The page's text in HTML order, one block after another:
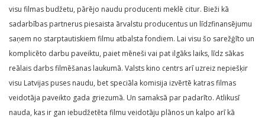
visu filmas budžetu, pārējo naudu producenti meklē citur. Bieži kā
sadarbības partnerus piesaista ārvalstu producentus un līdzfinansējumu
saņem no starptautiskiem filmu atbalsta fondiem. Lai visu šo sarežģīto un
komplicēto darbu paveiktu, paiet mēneši vai pat ilgāks laiks, līdz sākas
reālais darbs filmēšanas laukumā. Valsts kino centrs arī uzreiz nepiešķir
visu Latvijas puses naudu, bet speciāla komisija izvērtē katras filmas
veidotāja paveikto gada griezumā. Un samaksā par padarīto. Atlikusī
nauda, kas ir gan iebudžetēta filmu veidotāju plānos un kalpo arī kā